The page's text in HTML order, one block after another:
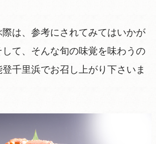
は、参考にされてみてはいかが
て、そんな旬の味覚を味わうの
千里浜でお召し上がり下さいま